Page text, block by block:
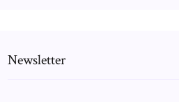
Newsletter